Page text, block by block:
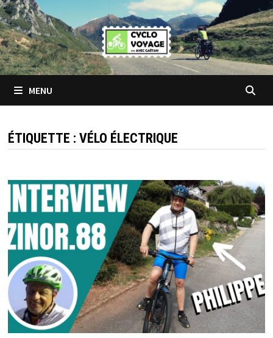
Passer
au
contenu
MENU
ÉTIQUETTE :VÉLO ÉLECTRIQUE